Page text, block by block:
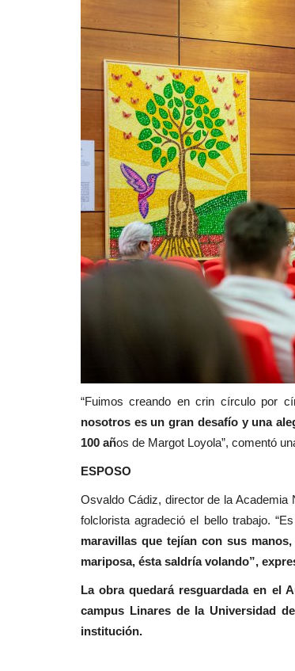
“Fuimos creando en crin círculo por
nosotros es un gran desafío y una
100 años de Margot Loyola”, comentó
ESPOSO
Osvaldo Cádiz, director de la Academia
folclorista agradeció el bello trabajo.
maravillas que tejían con sus
mariposa, ésta saldría volando”,
La obra quedará resguardada en el
campus Linares de la Universidad
institución.